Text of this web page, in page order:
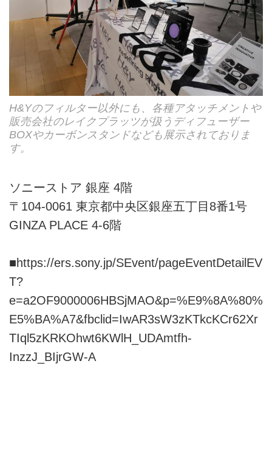
H&Yのフィルター以外にも、各種アタッチメントや
販売会社のレイクプラッツが扱うディフューザー
BOXやカーボンスタンドなども展示されておりま
す。
ソニーストア 銀座 4階
〒104-0061 東京都中央区銀座五丁目8番1号
GINZA PLACE 4-6階
■https://ers.sony.jp/SEvent/pageEventDetailEV
T?
e=a2OF9000006HBSjMAO&p=%E9%8A%80%
E5%BA%A7&fbclid=IwAR3sW3zKTkcKCr62Xr
TIql5zKRKOhwt6KWlH_UDAmtfh-
InzzJ_BIjrGW-A